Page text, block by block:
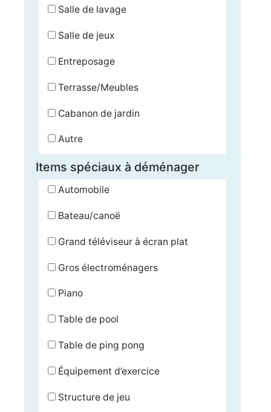
Salle de lavage
Salle de jeux
Entreposage
Terrasse/Meubles
Cabanon de jardin
Autre
Items spéciaux à déménager
Automobile
Bateau/canoë
Grand téléviseur à écran plat
Gros électroménagers
Piano
Table de pool
Table de ping pong
Équipement d’exercice
Structure de jeu